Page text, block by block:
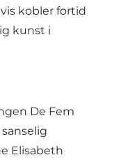
kobler fortid
kunst i
De Fem
Elisabeth